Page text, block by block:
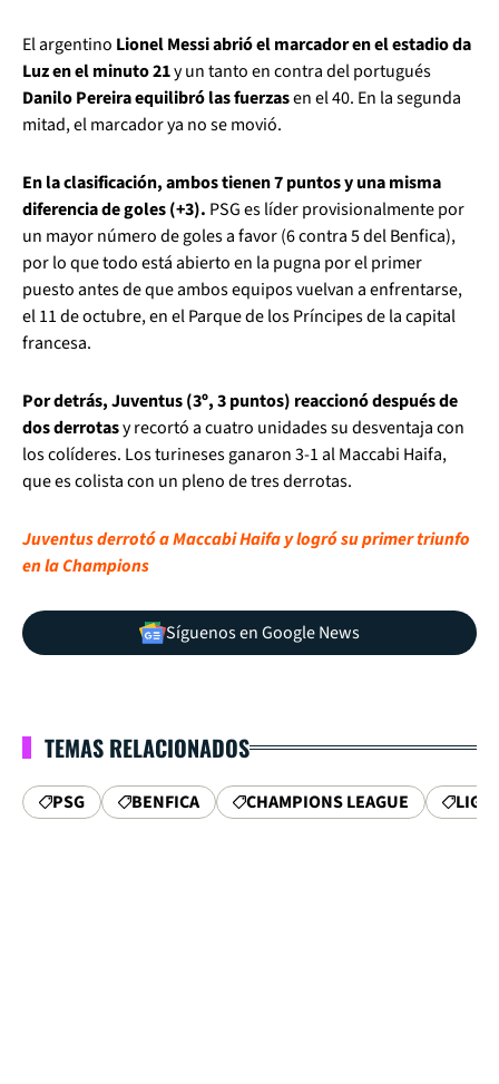
El argentino Lionel Messi abrió el marcador en el estadio da
Luz en el minuto 21y un tanto en contra del portugués
Danilo Pereira equilibró las fuerzasen el 40. En la segunda
mitad, el marcador ya no se movió.
En la clasificación, ambos tienen 7 puntos y una misma
diferencia de goles (+3). PSG es líder provisionalmente por
un mayor número de goles a favor (6 contra 5 del Benfica),
por lo que todo está abierto en la pugna por el primer
puesto antes de que ambos equipos vuelvan a enfrentarse,
el 11 de octubre, en el Parque de los Príncipes de la capital
francesa.
Por detrás, Juventus (3º, 3 puntos) reaccionó después de
dos derrotasy recortó a cuatro unidades su desventaja con
los colíderes. Los turineses ganaron 3-1 al Maccabi Haifa,
que es colista con un pleno de tres derrotas.
Juventus derrotó a Maccabi Haifa y logró su primer triunfo
en la Champions
Síguenos en Google News
TEMAS RELACIONADOS
PSG BENFICA CHAMPIONS LEAGUE LIGA